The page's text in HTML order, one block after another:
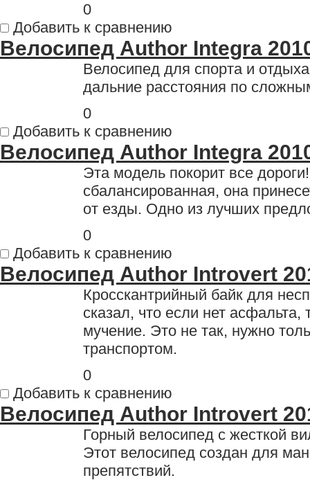
0
Добавить к сравнению
Велосипед Author Integra
Велосипед для спорта и
дальние расстояния по
0
Добавить к сравнению
Велосипед Author Integra
Эта модель покорит все
сбалансированная, она
от езды. Одно из лучших
0
Добавить к сравнению
Велосипед Author Introvert
Кросскантрийный байк для
сказал, что если нет
мучение. Это не так, нужно
транспортом.
0
Добавить к сравнению
Велосипед Author Introvert
Горный велосипед с жесткой
Этот велосипед создан для
препятствий.